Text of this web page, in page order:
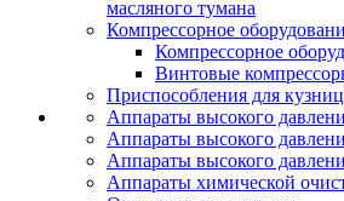
масляного тумана
Компрессорное
Компрессорное
Винтовые
Приспособления для
Аппараты высокого
Аппараты высокого
Аппараты высокого
Аппараты химической